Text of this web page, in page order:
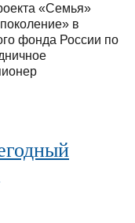
«Семья»
в
фонда России по